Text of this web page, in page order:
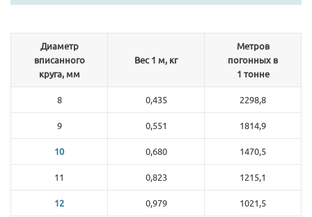
Диаметр
вписанного
круга, мм
Вес 1 м, кг
Метров
погонных в
1 тонне
8 0,435 2298,8
9 0,551 1814,9
10 0,680 1470,5
11 0,823 1215,1
12 0,979 1021,5